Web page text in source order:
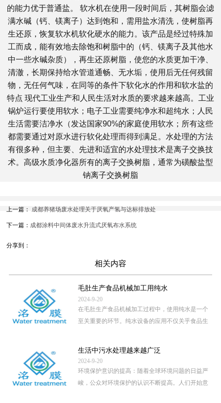
的能力优于普通盐。 软水机在使用一段时间后，其树脂会滤
满水碱（钙、镁离子）达到饱和，需用盐水清洗，使树脂再
生还原，恢复软水机软化硬水的能力。该产品是经过特殊加
工而成，能有效地去除饱和树脂中的（钙、镁离子及其他水
中一些水碱杂质），再生还原树脂，使您的水质更加干净、
清澈，长期保持给水管道通畅、无水垢，使用后无任何残留
物，无任何气味，在同等的条件下软化水的作用和软水盐的
特点 现代工业生产和人民生活对水质的要求越来越高。工业
锅炉运行要使用软水；电子工业需要纯净水和超纯水；人民
生活需要洁净水（发达国家90%的家庭使用软水；所有这些
都需要通过对原水进行软化处理而得到满足。水处理的方法
有很多种，但主要、先进和适宜的水处理技术是离子交换技
术。高级水质净化器所有的离子交换树脂，通常为磺酸盐型
钠离子交换树脂
上一篇： 成都养猪场废水处理关于厌氧产氢与达标排放处
下一篇： 成都涂料中间体废水升流式厌氧布水系统
分享到：
相关内容
毛肚生产食品机械加工用纯水
2024-9-20
在毛肚生产食品机械加工过程中，使用纯水是一个
至关重要的环节。纯水设备的应用不仅关乎食品生
生活中污水处理越来越广泛
2024-9-20
环境保护意识的提高：随着全球环境问题的日益严
峻，公众对环境保护的认识不断提高。人们开始意